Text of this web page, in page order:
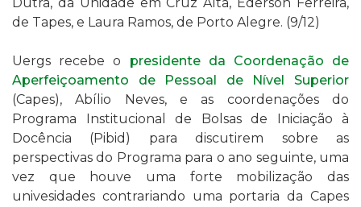
de Tapes, e Laura Ramos, de Porto Alegre. (9/12)
Uergs recebe o presidente da Coordenação de
Aperfeiçoamento de Pessoal de Nível Superior
(Capes), Abílio Neves, e as coordenações do
Programa Institucional de Bolsas de Iniciação à
Docência (Pibid) para discutirem sobre as
perspectivas do Programa para o ano seguinte, uma
vez que houve uma forte mobilização das
univesidades contrariando uma portaria da Capes